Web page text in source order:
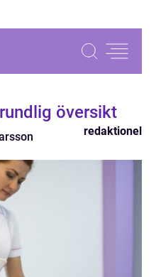
översikt
redaktionel